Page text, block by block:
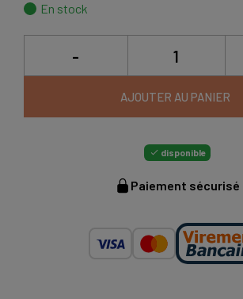
En stock
-
AJOUTER AU PANIER
 disponible
Paiement sécurisé